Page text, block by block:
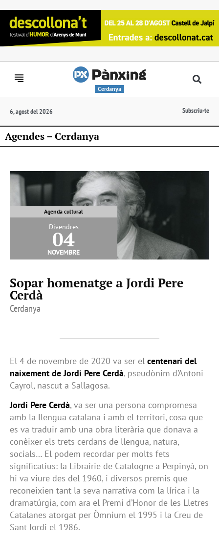
Cerdanya
6, agost del 2026 Subscriu-te
Agendes – Cerdanya
Agenda cultural
Divendres
04
novembre
Sopar homenatge a Jordi Pere
Cerdà
Cerdanya
El 4 de novembre de 2020 va ser el centenari del
naixement de Jordi Pere Cerdà, pseudònim d’Antoni
Cayrol, nascut a Sallagosa.
Jordi Pere Cerdà, va ser una persona compromesa
amb la llengua catalana i amb el territori, cosa que
es va traduir amb una obra literària que donava a
conèixer els trets cerdans de llengua, natura,
socials… El podem recordar per molts fets
significatius: la Librairie de Catalogne a Perpinyà, on
hi va viure des del 1960, i diversos premis que
reconeixien tant la seva narrativa com la lírica i la
dramatúrgia, com ara el Premi d’Honor de les Lletres
Catalanes atorgat per Òmnium el 1995 i la Creu de
Sant Jordi el 1986.